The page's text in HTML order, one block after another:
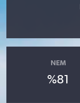
NEM
%81